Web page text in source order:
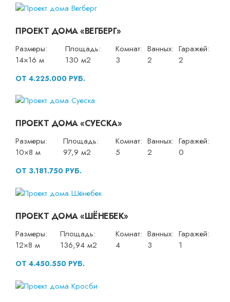
ПРОЕКТ ДОМА «ВЕГБЕРГ»
Размеры:
14×16 м
Площадь:
130 м2
Комнат:
3
Ванных:
2
Гаражей:
2
ОТ 4.225.000 РУБ.
ПРОЕКТ ДОМА «СУЕСКА»
Размеры:
10×8 м
Площадь:
97,9 м2
Комнат:
5
Ванных:
2
Гаражей:
0
ОТ 3.181.750 РУБ.
ПРОЕКТ ДОМА «ШЁНЕБЕК»
Размеры:
12×8 м
Площадь:
136,94 м2
Комнат:
4
Ванных:
3
Гаражей:
1
ОТ 4.450.550 РУБ.